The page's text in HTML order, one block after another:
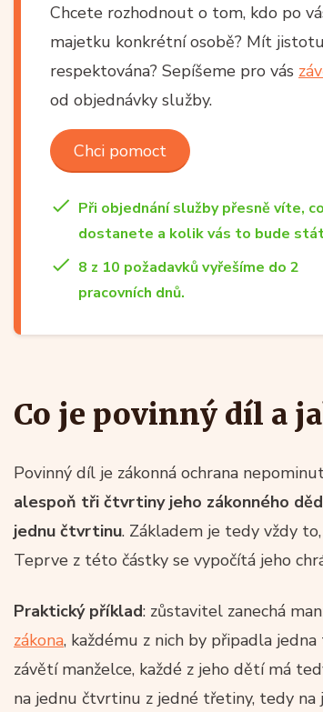
Chcete rozhodnout o tom, kdo po
majetku konkrétní osobě? Mít
respektována? Sepíšeme pro vás
od objednávky služby.
Chci pomoct
Při objednání služby přesně víte, co
dostanete a kolik vás to bude
8 z 10 požadavků vyřešíme do 2
pracovních dnů.
Co je povinný díl a
Povinný díl je zákonná ochrana
alespoň tři čtvrtiny jeho zákonného
jednu čtvrtinu. Základem je tedy vždy
Teprve z této částky se vypočítá jeho
Praktický příklad: zůstavitel zanechá
zákona, každému z nich by připadla
závětí manželce, každé z jeho dětí má
na jednu čtvrtinu z jedné třetiny, tedy